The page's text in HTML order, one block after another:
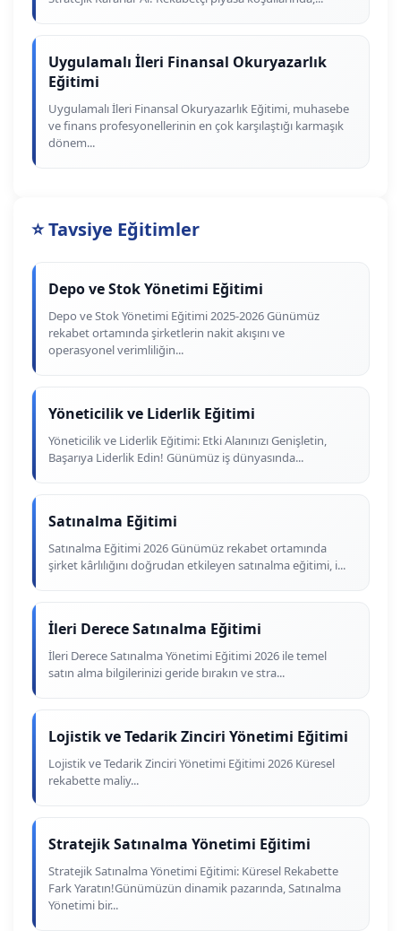
Uygulamalı İleri Finansal Okuryazarlık
Eğitimi
Uygulamalı İleri Finansal Okuryazarlık Eğitimi, muhasebe
ve finans profesyonellerinin en çok karşılaştığı karmaşık
dönem...
⭐ Tavsiye Eğitimler
Depo ve Stok Yönetimi Eğitimi
Depo ve Stok Yönetimi Eğitimi 2025-2026 Günümüz
rekabet ortamında şirketlerin nakit akışını ve
operasyonel verimliliğin...
Yöneticilik ve Liderlik Eğitimi
Yöneticilik ve Liderlik Eğitimi: Etki Alanınızı Genişletin,
Başarıya Liderlik Edin! Günümüz iş dünyasında...
Satınalma Eğitimi
Satınalma Eğitimi 2026 Günümüz rekabet ortamında
şirket kârlılığını doğrudan etkileyen satınalma eğitimi, i...
İleri Derece Satınalma Eğitimi
İleri Derece Satınalma Yönetimi Eğitimi 2026 ile temel
satın alma bilgilerinizi geride bırakın ve stra...
Lojistik ve Tedarik Zinciri Yönetimi Eğitimi
Lojistik ve Tedarik Zinciri Yönetimi Eğitimi 2026 Küresel
rekabette maliy...
Stratejik Satınalma Yönetimi Eğitimi
Stratejik Satınalma Yönetimi Eğitimi: Küresel Rekabette
Fark Yaratın!Günümüzün dinamik pazarında, Satınalma
Yönetimi bir...